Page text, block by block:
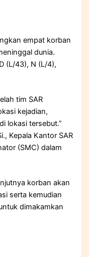
empat korban
dunia.
(L/43), N (L/4),
tim SAR
kejadian,
lokasi tersebut.”
Kepala Kantor SAR
(SMC) dalam
korban akan
serta kemudian
dimakamkan